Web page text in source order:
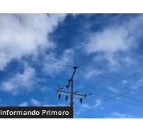
Informando Primero